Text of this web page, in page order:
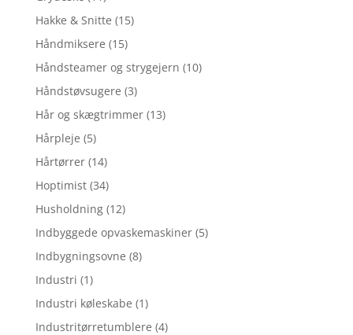
Hakke & Snitte (15)
Håndmiksere (15)
Håndsteamer og strygejern (10)
Håndstøvsugere (3)
Hår og skægtrimmer (13)
Hårpleje (5)
Hårtørrer (14)
Hoptimist (34)
Husholdning (12)
Indbyggede opvaskemaskiner (5)
Indbygningsovne (8)
Industri (1)
Industri køleskabe (1)
Industritørretumblere (4)